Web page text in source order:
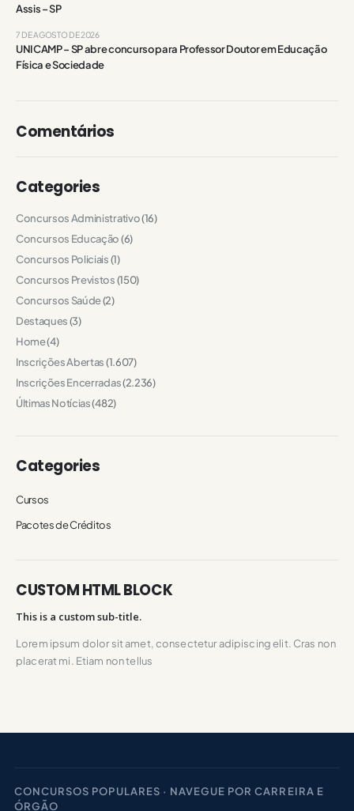
Assis – SP
UNICAMP – SP abre concurso para Professor Doutor em Educação
Física e Sociedade
7 DE AGOSTO DE 2026
Comentários
Categories
Concursos Administrativo(16)
Concursos Educação(6)
Concursos Policiais(1)
Concursos Previstos(150)
Concursos Saúde(2)
Destaques(3)
Home(4)
Inscrições Abertas(1.607)
Inscrições Encerradas(2.236)
Últimas Notícias(482)
Categories
Cursos
Pacotes de Créditos
CUSTOM HTML BLOCK
This is a custom sub-title.
Lorem ipsum dolor sit amet, consectetur adipiscing elit. Cras non
placerat mi. Etiam non tellus
CONCURSOS POPULARES · NAVEGUE POR CARREIRA E
ÓRGÃO